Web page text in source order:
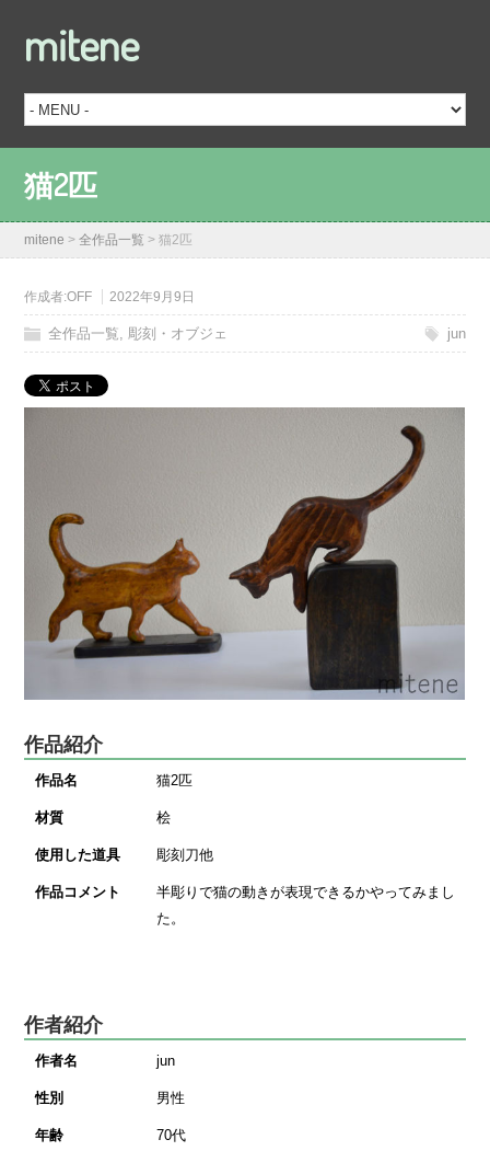
mitene
猫2匹
mitene >全作品一覧 >猫2匹
作成者:OFF 2022年9月9日
全作品一覧,彫刻・オブジェ jun
作品紹介
作品名 猫2匹
材質 桧
使用した道具 彫刻刀他
作品コメント
半彫りで猫の動きが表現できるかやってみまし
た。
作者紹介
作者名 jun
性別 男性
年齢 70代